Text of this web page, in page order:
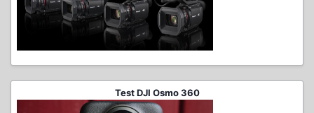
Test DJI Osmo 360